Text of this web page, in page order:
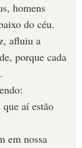
homens
do céu.
afluiu a
porque cada
aí estão
em nossa